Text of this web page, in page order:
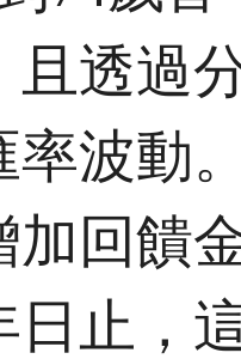
且透過
率波動
加回饋
日止，